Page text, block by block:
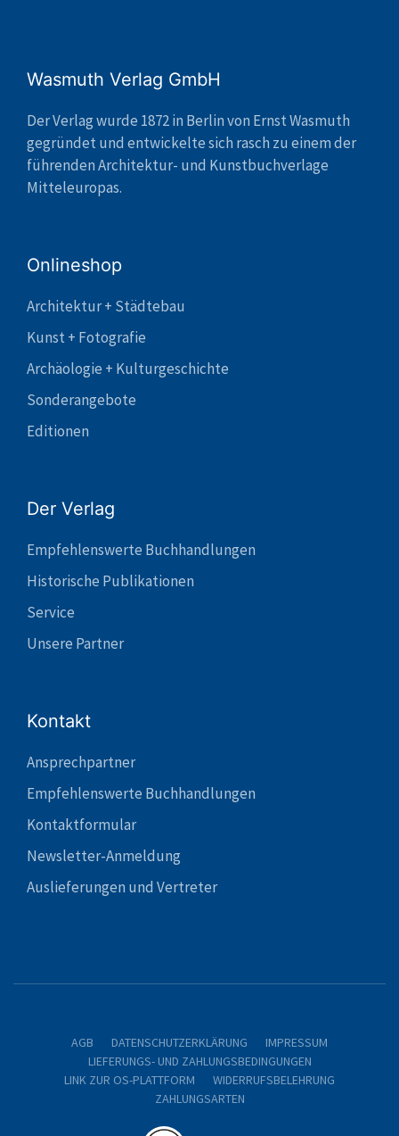
Wasmuth Verlag GmbH
Der Verlag wurde 1872 in Berlin von Ernst Wasmuth
gegründet und entwickelte sich rasch zu einem der
führenden Architektur- und Kunstbuchverlage
Mitteleuropas.
Onlineshop
Architektur + Städtebau
Kunst + Fotografie
Archäologie + Kulturgeschichte
Sonderangebote
Editionen
Der Verlag
Empfehlenswerte Buchhandlungen
Historische Publikationen
Service
Unsere Partner
Kontakt
Ansprechpartner
Empfehlenswerte Buchhandlungen
Kontaktformular
Newsletter-Anmeldung
Auslieferungen und Vertreter
AGB DATENSCHUTZERKLÄRUNG
IMPRESSUM
LIEFERUNGS- UND ZAHLUNGSBEDINGUNGEN
LINK ZUR OS-PLATTFORM
WIDERRUFSBELEHRUNG
ZAHLUNGSARTEN